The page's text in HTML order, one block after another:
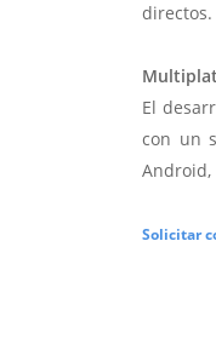
directos.
El
con un
Android,
Solicitar